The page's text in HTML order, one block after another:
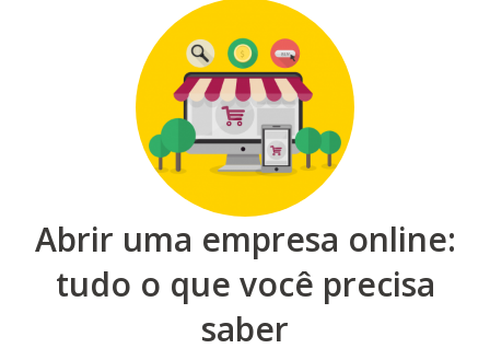
Abrir uma empresa online:
tudo o que você precisa
saber